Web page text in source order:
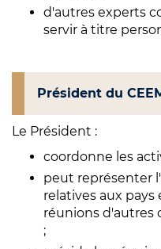
d'autres experts
servir à titre
Président du
Le Président :
coordonne les
peut représenter
relatives aux
réunions d'autres
;